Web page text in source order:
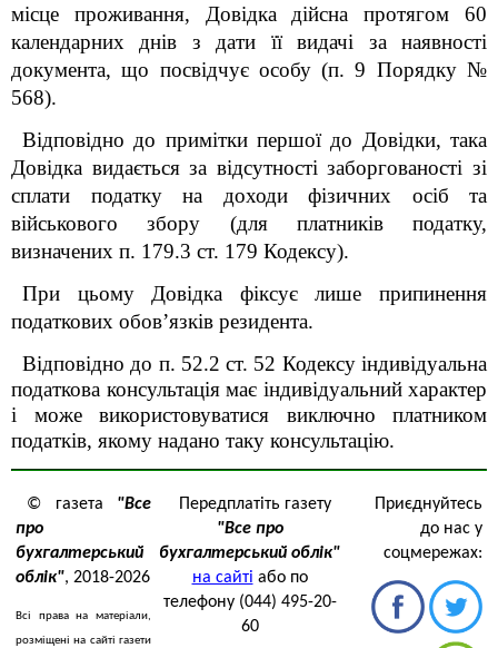
місце проживання, Довідка дійсна протягом 60
календарних днів з дати її видачі за наявності
документа, що посвідчує особу (п. 9 Порядку №
568).
Відповідно до примітки першої до Довідки, така
Довідка видається за відсутності заборгованості зі
сплати податку на доходи фізичних осіб та
військового збору (для платників податку,
визначених п. 179.3 ст. 179 Кодексу).
При цьому Довідка фіксує лише припинення
податкових обов’язків резидента.
Відповідно до п. 52.2 ст. 52 Кодексу індивідуальна
податкова консультація має індивідуальний характер
і може використовуватися виключно платником
податків, якому надано таку консультацію.
© газета "Все
про
бухгалтерський
облік", 2018-2026
Всі права на матеріали,
розміщені на сайті газети
Передплатіть газету
"Все про
бухгалтерський облік"
на сайті або по
телефону (044) 495-20-
60
Приєднуйтесь
до нас у
соцмережах: